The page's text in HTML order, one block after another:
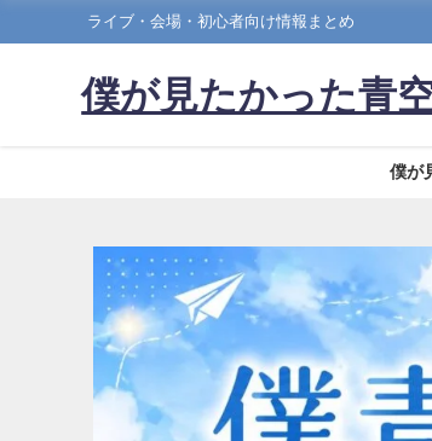
ライブ・会場・初心者向け情報まとめ
僕が見たかった青
僕が